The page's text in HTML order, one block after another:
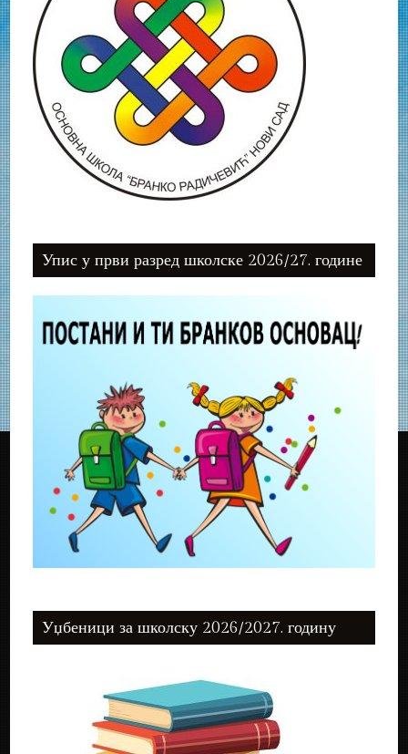
Упис у први разред школске 2026/27. године
Уџбеници за школску 2026/2027. годину